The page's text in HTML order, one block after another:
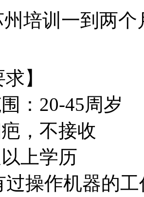
培训一到两个
】
：20-45周岁
，不接收
上学历
过操作机器的